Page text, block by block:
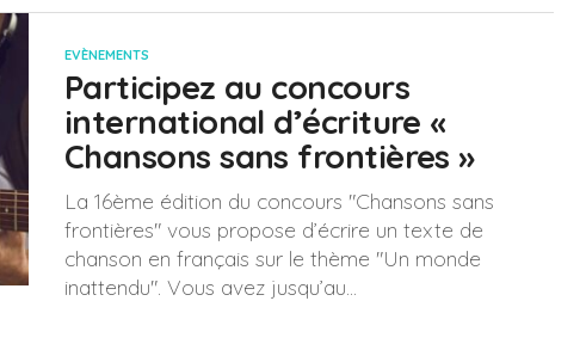
EVÈNEMENTS
Participez au concours
international d’écriture «
Chansons sans frontières »
La 16ème édition du concours "Chansons sans
frontières" vous propose d’écrire un texte de
chanson en français sur le thème "Un monde
inattendu". Vous avez jusqu’au...